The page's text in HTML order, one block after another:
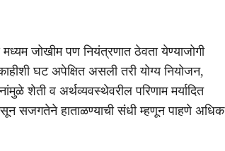
जोखीम पण नियंत्रणात ठेवता येण्याजोगी
घट अपेक्षित असली तरी योग्य नियोजन,
शेती व अर्थव्यवस्थेवरील परिणाम मर्यादित
सजगतेने हाताळण्याची संधी म्हणून पाहणे अधिक